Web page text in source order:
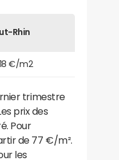
Rhin
€/m2
trimestre
prix des
Pour
de 77 €/m².
les